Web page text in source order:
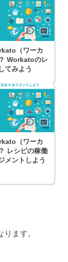
（ワーカ
Workatoのレ
てみよう
（ワーカ
レシピの稼働
メントしよう
ます。